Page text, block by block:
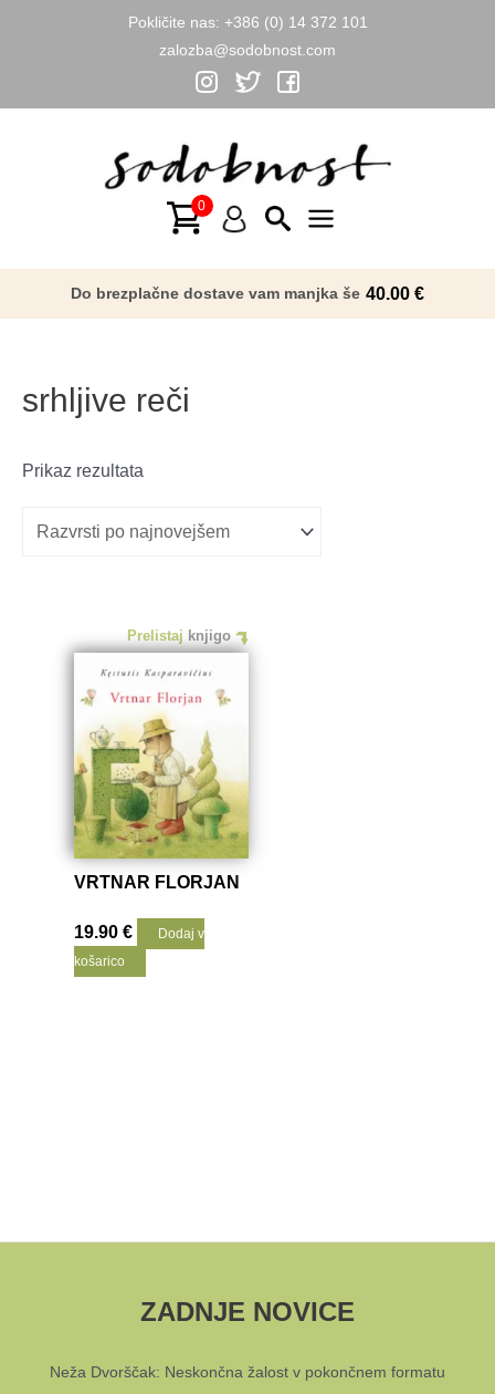
Pokličite nas: +386 (0) 14 372 101
zalozba@sodobnost.com
Menu
Do brezplačne dostave vam manjka še 40.00 €
srhljive reči
Prikaz rezultata
Prelistaj knjigo
VRTNAR FLORJAN
19.90€
Dodaj v
košarico
ZADNJE NOVICE
Neža Dvorščak: Neskončna žalost v pokončnem formatu